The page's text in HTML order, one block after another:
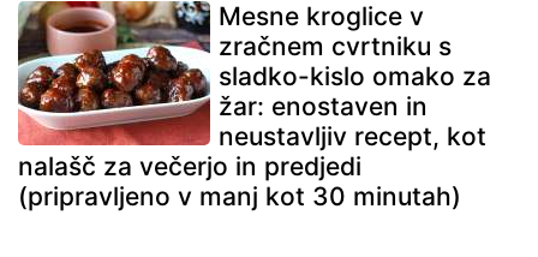
Mesne kroglice v
zračnem cvrtniku s
sladko-kislo omako za
žar: enostaven in
neustavljiv recept, kot
nalašč za večerjo in predjedi
(pripravljeno v manj kot 30 minutah)